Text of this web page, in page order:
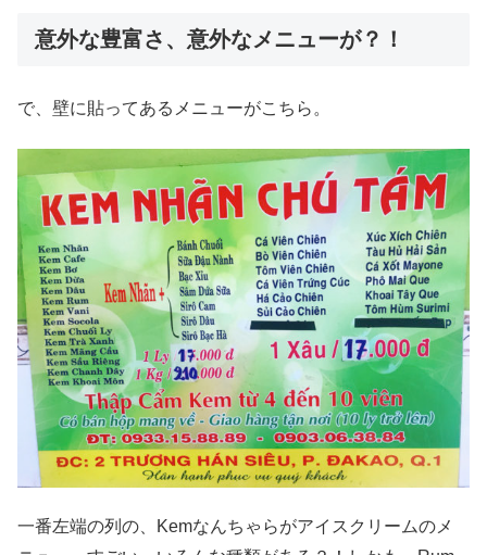
意外な豊富さ、意外なメニューが？！
で、壁に貼ってあるメニューがこちら。
一番左端の列の、Kemなんちゃらがアイスクリームのメ